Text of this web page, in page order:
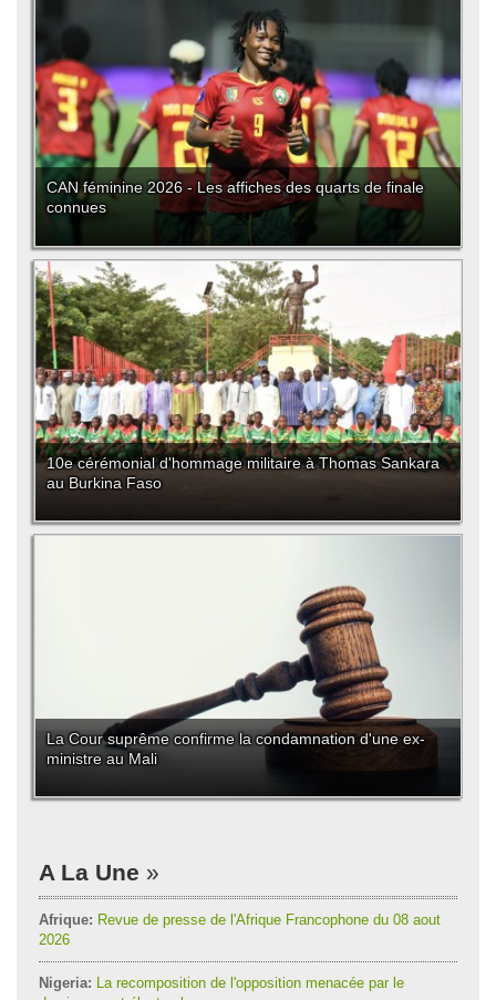
CAN féminine 2026 - Les affiches des quarts de finale
connues
10e cérémonial d'hommage militaire à Thomas Sankara
au Burkina Faso
La Cour suprême confirme la condamnation d'une ex-
ministre au Mali
A La Une
Afrique: Revue de presse de l'Afrique Francophone du 08 aout
2026
Nigeria: La recomposition de l'opposition menacée par le